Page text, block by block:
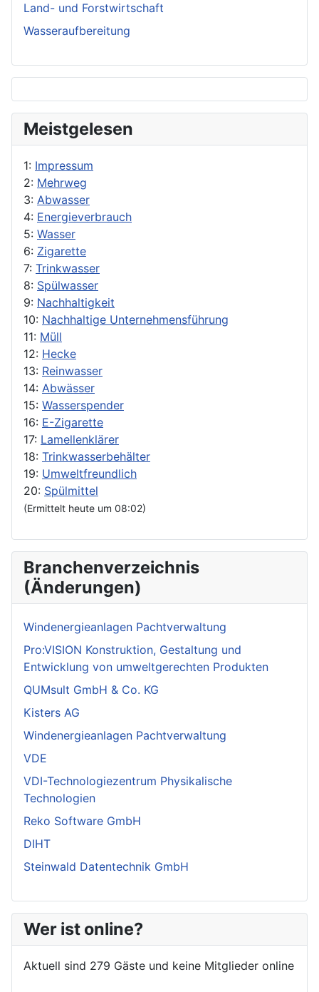
Land- und Forstwirtschaft
Wasseraufbereitung
Meistgelesen
1: Impressum
2: Mehrweg
3: Abwasser
4: Energieverbrauch
5: Wasser
6: Zigarette
7: Trinkwasser
8: Spülwasser
9: Nachhaltigkeit
10: Nachhaltige Unternehmensführung
11: Müll
12: Hecke
13: Reinwasser
14: Abwässer
15: Wasserspender
16: E-Zigarette
17: Lamellenklärer
18: Trinkwasserbehälter
19: Umweltfreundlich
20: Spülmittel
(Ermittelt heute um 08:02)
Branchenverzeichnis
(Änderungen)
Windenergieanlagen Pachtverwaltung
Pro:VISION Konstruktion, Gestaltung und
Entwicklung von umweltgerechten Produkten
QUMsult GmbH & Co. KG
Kisters AG
Windenergieanlagen Pachtverwaltung
VDE
VDI-Technologiezentrum Physikalische
Technologien
Reko Software GmbH
DIHT
Steinwald Datentechnik GmbH
Wer ist online?
Aktuell sind 279 Gäste und keine Mitglieder online